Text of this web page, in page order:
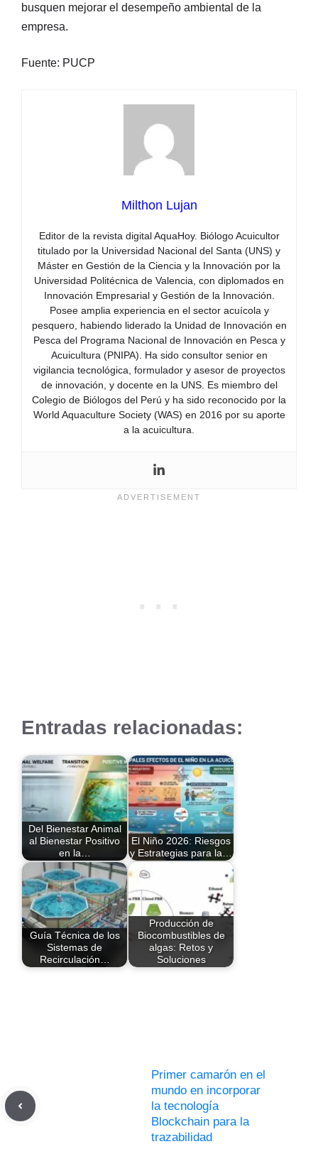
busquen mejorar el desempeño ambiental de la
empresa.
Fuente: PUCP
Milthon Lujan
Editor de la revista digital AquaHoy. Biólogo Acuicultor
titulado por la Universidad Nacional del Santa (UNS) y
Máster en Gestión de la Ciencia y la Innovación por la
Universidad Politécnica de Valencia, con diplomados en
Innovación Empresarial y Gestión de la Innovación.
Posee amplia experiencia en el sector acuícola y
pesquero, habiendo liderado la Unidad de Innovación en
Pesca del Programa Nacional de Innovación en Pesca y
Acuicultura (PNIPA). Ha sido consultor senior en
vigilancia tecnológica, formulador y asesor de proyectos
de innovación, y docente en la UNS. Es miembro del
Colegio de Biólogos del Perú y ha sido reconocido por la
World Aquaculture Society (WAS) en 2016 por su aporte
a la acuicultura.
Entradas relacionadas:
Del Bienestar Animal
al Bienestar Positivo
en la…
El Niño 2026: Riesgos
y Estrategias para la…
Guía Técnica de los
Sistemas de
Recirculación…
Producción de
Biocombustibles de
algas: Retos y
Soluciones
Primer camarón en el
mundo en incorporar
la tecnología
Blockchain para la
trazabilidad